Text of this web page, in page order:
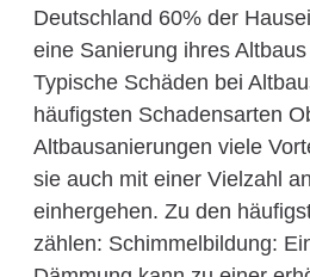
Deutschland 60% der
eine Sanierung ihres
Typische Schäden bei
häufigsten Schadensarten
Altbausanierungen viele
sie auch mit einer Vielzahl
einhergehen. Zu den
zählen: Schimmelbildung: